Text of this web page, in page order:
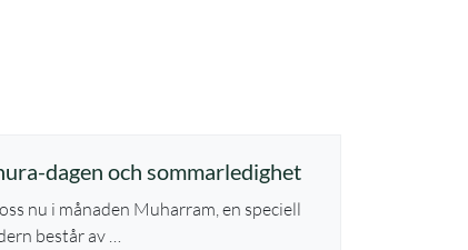
dagen och sommarledighet
nu i månaden Muharram, en speciell
består av …